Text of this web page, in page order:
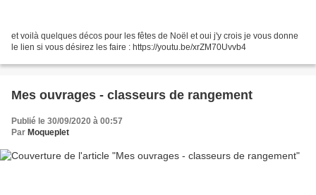
et voilà quelques décos pour les fêtes de Noël et oui j'y crois je vous donne
le lien si vous désirez les faire : https://youtu.be/xrZM70Uvvb4
Mes ouvrages - classeurs de rangement
Publié le 30/09/2020 à 00:57
Par Moqueplet